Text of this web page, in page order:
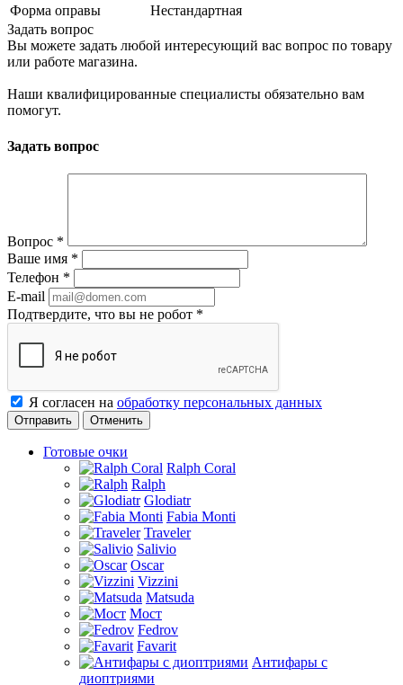
Форма оправы
Нестандартная
Задать вопрос
Вы можете задать любой интересующий вас вопрос по товару
или работе магазина.
Наши квалифицированные специалисты обязательно вам
помогут.
Задать вопрос
Вопрос *
Ваше имя *
Телефон *
E-mail
Подтвердите, что вы не робот *
Я согласен на обработку персональных данных
Отменить
Готовые очки
Ralph Coral
Ralph
Glodiatr
Fabia Monti
Traveler
Salivio
Oscar
Vizzini
Matsuda
Мост
Fedrov
Favarit
Антифары с
диоптриями